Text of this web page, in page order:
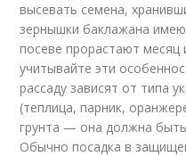
высевать семена,
зернышки баклажана
посеве прорастают
учитывайте эти
рассаду зависят от типа
(теплица, парник,
грунта — она должна
Обычно посадка в